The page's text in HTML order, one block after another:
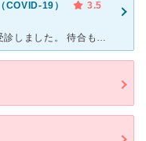
COVID-19）
3.5
家族がコロナで受診し、4日後に自分も受診しました。 待合もパーテーションの隔離スペースで、受付の方も看護師さんも親切に普通に接してくださいました。 1度目は症状があったものの早かったようで陰性。